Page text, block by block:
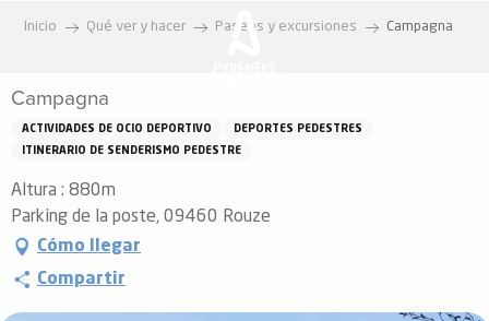
principal
Inicio Qué ver y hacer Paseos y excursiones Campagna
Campagna
ACTIVIDADES DE OCIO DEPORTIVO
DEPORTES PEDESTRES
ITINERARIO DE SENDERISMO PEDESTRE
Altura : 880m
Parking de la poste, 09460 Rouze
Cómo llegar
Compartir